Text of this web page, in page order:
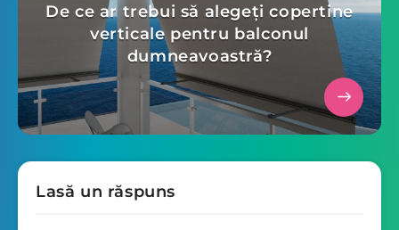
De ce ar trebui să alegeți copertine
verticale pentru balconul
dumneavoastră?
Lasă un răspuns